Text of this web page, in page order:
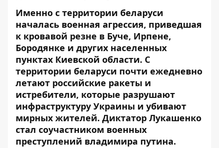
Именно с территории беларуси
началась военная агрессия, приведшая
к кровавой резне в Буче, Ирпене,
Бородянке и других населенных
пунктах Киевской области. С
территории беларуси почти ежедневно
летают российские ракеты и
истребители, которые разрушают
инфраструктуру Украины и убивают
мирных жителей. Диктатор Лукашенко
стал соучастником военных
преступлений владимира путина.